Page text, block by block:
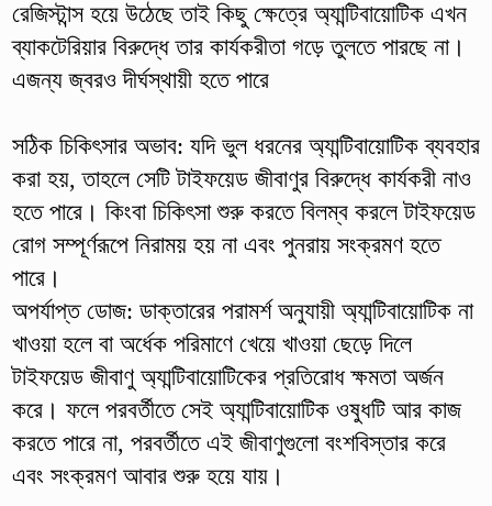
রেজিস্টান্স হয়ে উঠেছে তাই কিছু ক্ষেত্রে অ্যান্টিবায়োটিক এখন
ব্যাকটেরিয়ার বিরুদ্ধে তার কার্যকরীতা গড়ে তুলতে পারছে না।
এজন্য জ্বরও দীর্ঘস্থায়ী হতে পারে
সঠিক চিকিৎসার অভাব: যদি ভুল ধরনের অ্যান্টিবায়োটিক ব্যবহার
করা হয়, তাহলে সেটি টাইফয়েড জীবাণুর বিরুদ্ধে কার্যকরী নাও
হতে পারে। কিংবা চিকিৎসা শুরু করতে বিলম্ব করলে টাইফয়েড
রোগ সম্পূর্ণরূপে নিরাময় হয় না এবং পুনরায় সংক্রমণ হতে
পারে।
অপর্যাপ্ত ডোজ: ডাক্তারের পরামর্শ অনুযায়ী অ্যান্টিবায়োটিক না
খাওয়া হলে বা অর্ধেক পরিমাণে খেয়ে খাওয়া ছেড়ে দিলে
টাইফয়েড জীবাণু অ্যান্টিবায়োটিকের প্রতিরোধ ক্ষমতা অর্জন
করে। ফলে পরবর্তীতে সেই অ্যান্টিবায়োটিক ওষুধটি আর কাজ
করতে পারে না, পরবর্তীতে এই জীবাণুগুলো বংশবিস্তার করে
এবং সংক্রমণ আবার শুরু হয়ে যায়।